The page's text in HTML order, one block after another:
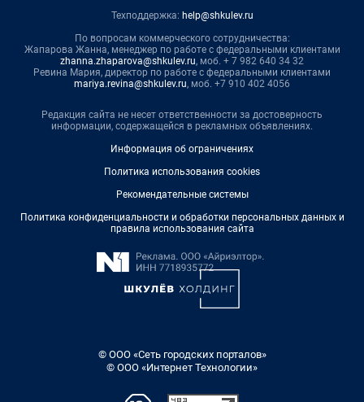
Техподдержка: help@shkulev.ru
По вопросам коммерческого сотрудничества:
Жапарова Жанна, менеджер по работе с федеральными клиентами
zhanna.zhaparova@shkulev.ru, моб. + 7 982 640 34 32
Ревина Мария, директор по работе с федеральными клиентами
mariya.revina@shkulev.ru, моб. +7 910 402 4056
Редакция сайта не несет ответственности за достоверность
информации, содержащейся в рекламных объявлениях.
Информация об ограничениях
Политика использования cookies
Рекомендательные системы
Политика конфиденциальности и обработки персональных данных и
правила использования сайта
© ООО «Сеть городских порталов»
© ООО «Интернет Технологии»